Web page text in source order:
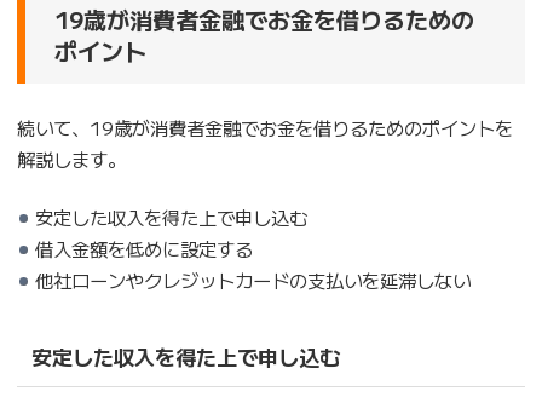
19歳が消費者金融でお金を借りるための
ポイント
続いて、19歳が消費者金融でお金を借りるためのポイントを
解説します。
安定した収入を得た上で申し込む
借入金額を低めに設定する
他社ローンやクレジットカードの支払いを延滞しない
安定した収入を得た上で申し込む